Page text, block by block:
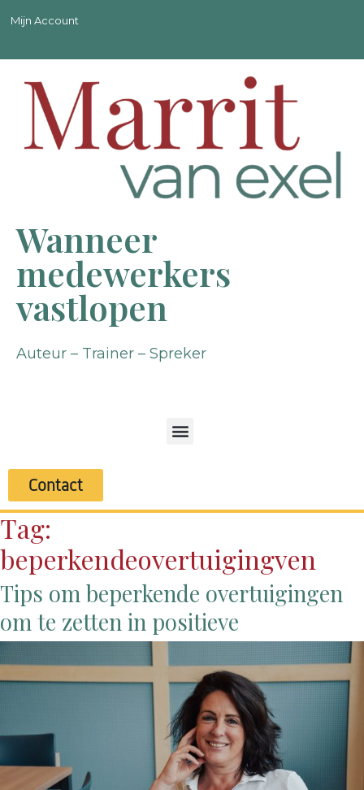
Mijn Account
Wanneer
medewerkers
vastlopen
Auteur – Trainer – Spreker
Contact
Tag:
beperkendeovertuigingven
Tips om beperkende overtuigingen
om te zetten in positieve